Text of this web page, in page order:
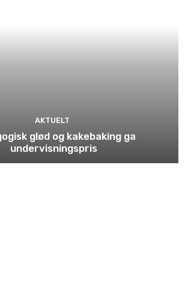
AKTUELT
glød og kakebaking ga
undervisningspris